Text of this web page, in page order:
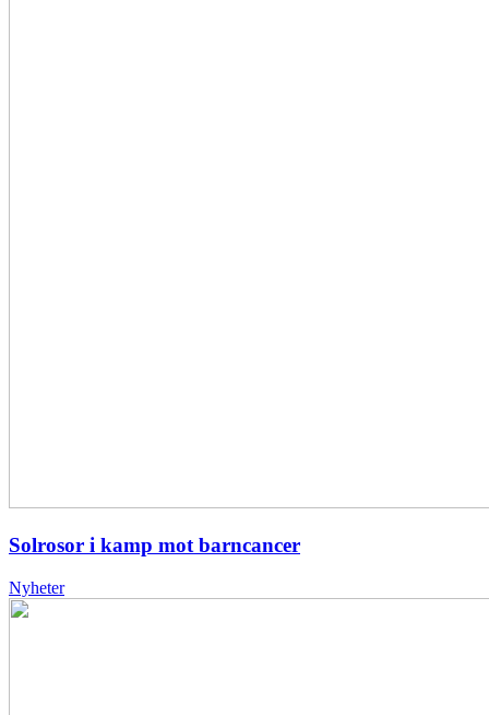
Solrosor i kamp mot barncancer
Nyheter